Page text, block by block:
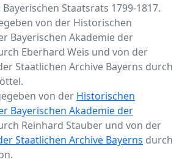
Staatsrats 1799-1817.
von der Historischen
Bayerischen Akademie der
Eberhard Weis und von der
Staatlichen Archive Bayerns durch
von der Historischen
Bayerischen Akademie der
Reinhard Stauber und von der
Staatlichen Archive Bayerns durch